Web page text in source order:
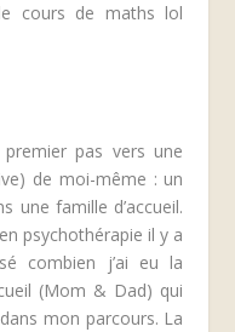
cours de maths lol
pas vers une
de moi-même : un
une famille d’accueil.
psychothérapie il y a
combien j’ai eu la
(Mom & Dad) qui
mon parcours. La